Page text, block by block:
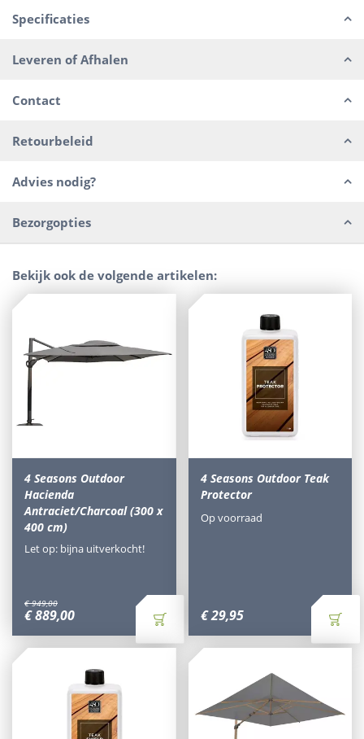
Specificaties
Leveren of Afhalen
Contact
Retourbeleid
Advies nodig?
Bezorgopties
Bekijk ook de volgende artikelen:
4 Seasons Outdoor
Hacienda
Antraciet/Charcoal (300 x
400 cm)
€ 949,00
€889,00
Let op: bijna uitverkocht!
4 Seasons Outdoor Teak
Protector
€29,95
Op voorraad